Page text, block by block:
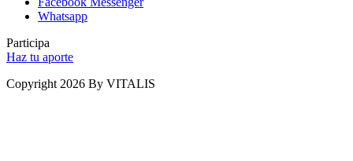
Whatsapp
Participa
Haz tu aporte
Copyright 2026 By VITALIS